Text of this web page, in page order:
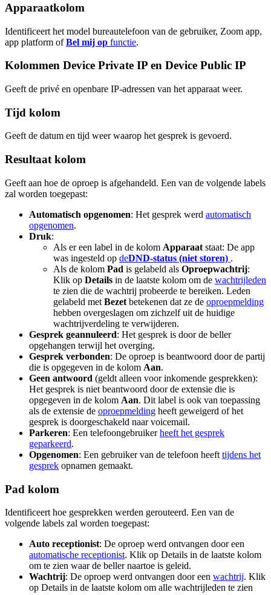
Apparaatkolom
Identificeert het model bureautelefoon van de gebruiker, Zoom app,
app platform ofBel mij op functie.
Kolommen Device Private IP en Device Public IP
Geeft de privé en openbare IP-adressen van het apparaat weer.
Tijd kolom
Geeft de datum en tijd weer waarop het gesprek is gevoerd.
Resultaat kolom
Geeft aan hoe de oproep is afgehandeld. Een van de volgende labels
zal worden toegepast:
Automatisch opgenomen: Het gesprek werd automatisch
opgenomen.
Druk:
Als er een label in de kolom Apparaat staat: De app
was ingesteld op deDND-status (niet storen) .
Als de kolom Pad is gelabeld als Oproepwachtrij:
Klik op Details in de laatste kolom om de wachtrijleden
te zien die de wachtrij probeerde te bereiken. Leden
gelabeld met Bezet betekenen dat ze de oproepmelding
hebben overgeslagen om zichzelf uit de huidige
wachtrijverdeling te verwijderen.
Gesprek geannuleerd: Het gesprek is door de beller
opgehangen terwijl het overging.
Gesprek verbonden: De oproep is beantwoord door de partij
die is opgegeven in de kolom Aan.
Geen antwoord (geldt alleen voor inkomende gesprekken):
Het gesprek is niet beantwoord door de extensie die is
opgegeven in de kolom Aan. Dit label is ook van toepassing
als de extensie de oproepmelding heeft geweigerd of het
gesprek is doorgeschakeld naar voicemail.
Parkeren: Een telefoongebruikerheeft het gesprek
geparkeerd.
Opgenomen: Een gebruiker van de telefoon heeft tijdens het
gesprek opnamen gemaakt.
Pad kolom
Identificeert hoe gesprekken werden gerouteerd. Een van de
volgende labels zal worden toegepast:
Auto receptionist: De oproep werd ontvangen door een
automatische receptionist. Klik op Details in de laatste kolom
om te zien waar de beller naartoe is geleid.
Wachtrij: De oproep werd ontvangen door een wachtrij. Klik
op Details in de laatste kolom om alle wachtrijleden te zien